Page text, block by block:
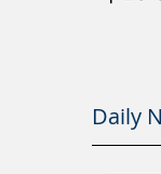
Daily